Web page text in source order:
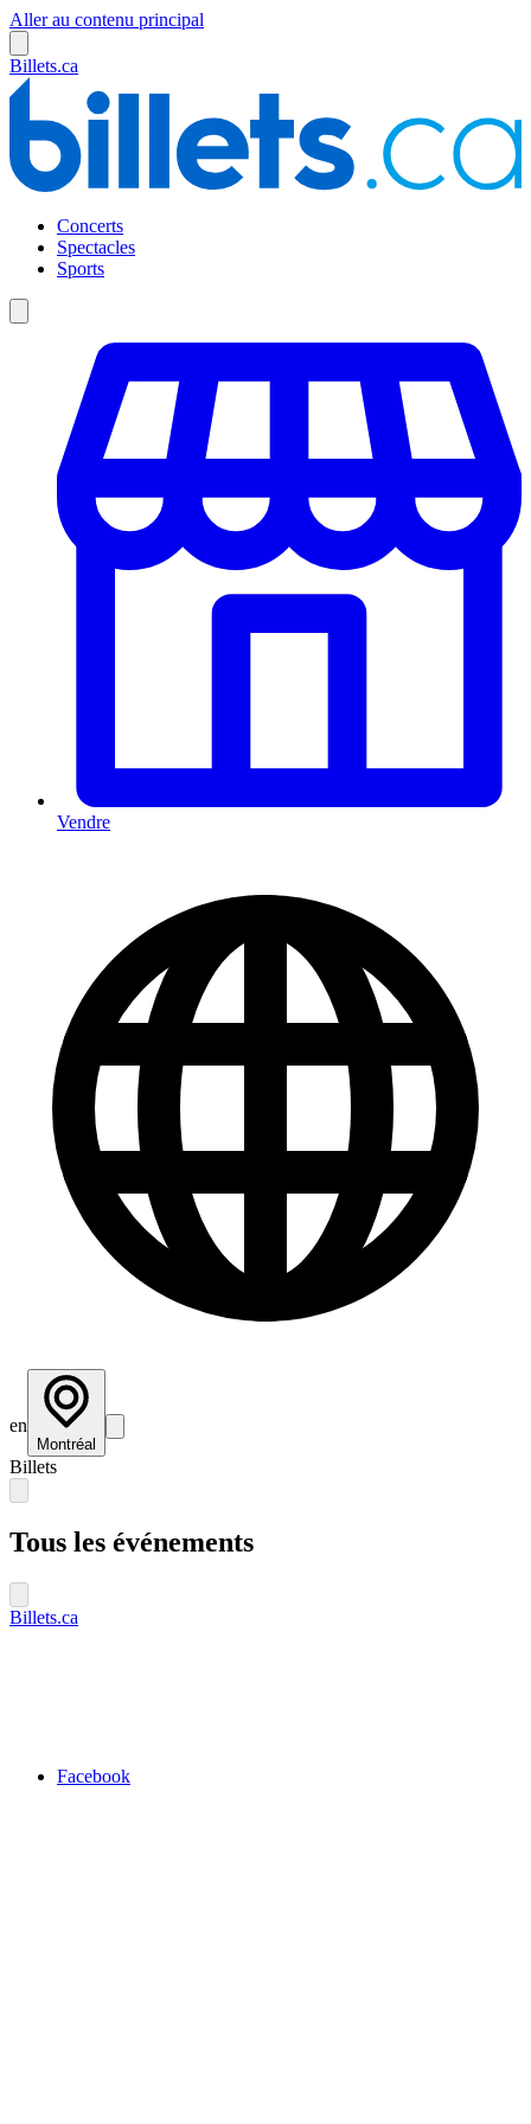
Aller au contenu principal
Billets.ca
Concerts
Spectacles
Sports
Vendre
en
Montréal
Billets
Tous les événements
Billets.ca
Facebook